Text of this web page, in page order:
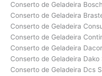
Conserto de Geladeira
Conserto de Geladeira
Conserto de Geladeira
Conserto de Geladeira
Conserto de Geladeira
Conserto de Geladeira Dako
Conserto de Geladeira Dcs